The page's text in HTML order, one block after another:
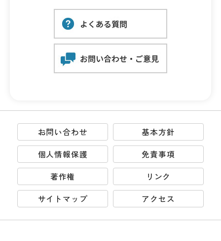
お問い合わせ
基本方針
個人情報保護
免責事項
著作権
リンク
サイトマップ
アクセス